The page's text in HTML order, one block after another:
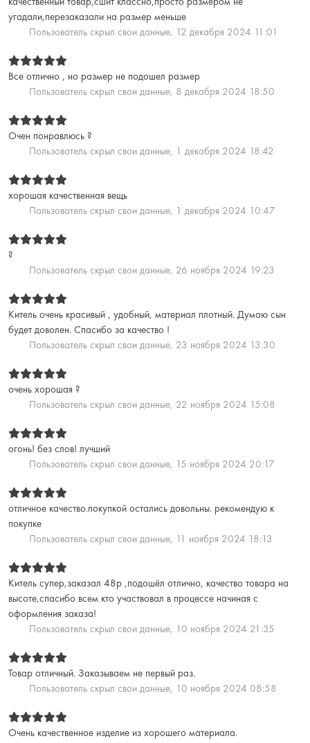
угадали,перезаказали на размер меньше
Пользователь скрыл свои данные, 12 декабря 2024 11:01
Все отлично , но размер не подошел размер
Пользователь скрыл свои данные, 8 декабря 2024 18:50
Очен понравлюсь ?
Пользователь скрыл свои данные, 1 декабря 2024 18:42
хорошая качественная вещь
Пользователь скрыл свои данные, 1 декабря 2024 10:47
?
Пользователь скрыл свои данные, 26 ноября 2024 19:23
Китель очень красивый , удобный, материал плотный. Думаю сын
будет доволен. Спасибо за качество !
Пользователь скрыл свои данные, 23 ноября 2024 13:30
очень хорошая ?
Пользователь скрыл свои данные, 22 ноября 2024 15:08
огонь! без слов! лучший
Пользователь скрыл свои данные, 15 ноября 2024 20:17
отличное качество.покупкой остались довольны. рекомендую к
покупке
Пользователь скрыл свои данные, 11 ноября 2024 18:13
Китель супер,заказал 48р ,подошёл отлично, качество товара на
высоте,спасибо всем кто участвовал в процессе начиная с
оформления заказа!
Пользователь скрыл свои данные, 10 ноября 2024 21:35
Товар отличный. Заказываем не первый раз.
Пользователь скрыл свои данные, 10 ноября 2024 08:58
Очень качественное изделие из хорошего материала.